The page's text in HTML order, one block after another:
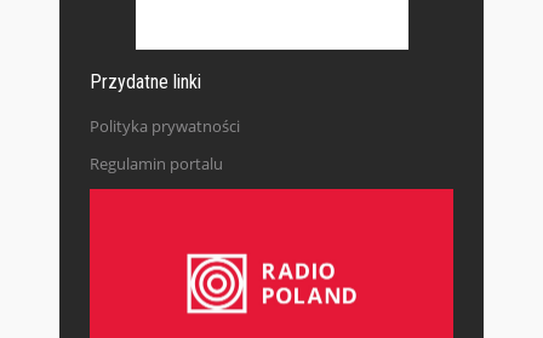
Przydatne linki
Polityka prywatności
Regulamin portalu